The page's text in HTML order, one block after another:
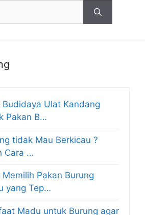
Budidaya Ulat Kandang
Pakan B…
tidak Mau Berkicau ?
Cara …
Memilih Pakan Burung
yang Tep…
Madu untuk Burung agar